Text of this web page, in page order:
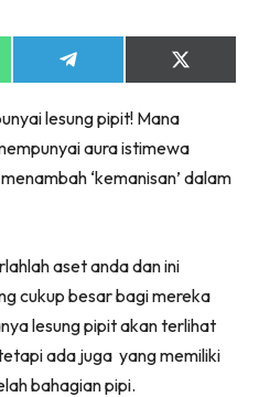
Share
on
Share
on
(Twitter)
lesung pipit! Mana
aura istimewa
‘kemanisan’ dalam
aset anda dan ini
cukup besar bagi mereka
lesung pipit akan terlihat
ada juga yang memiliki
bahagian pipi.